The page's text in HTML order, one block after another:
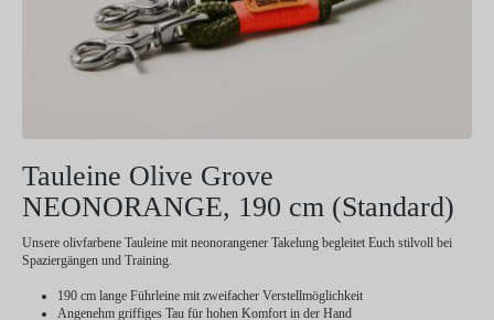
Tauleine Olive Grove
NEONORANGE, 190 cm (Standard)
Unsere olivfarbene Tauleine mit neonorangener Takelung begleitet Euch stilvoll bei
Spaziergängen und Training.
190 cm lange Führleine mit zweifacher Verstellmöglichkeit
Angenehm griffiges Tau für hohen Komfort in der Hand